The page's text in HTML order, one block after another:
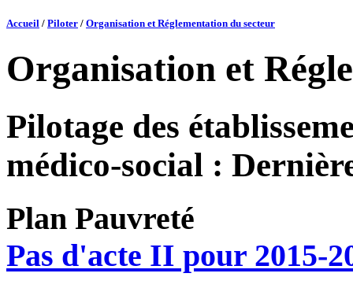
Accueil / Piloter / Organisation et Réglementation du secteur
Organisation et
Pilotage des
médico-social :
Plan Pauvreté
Pas d'acte II pour 2015-